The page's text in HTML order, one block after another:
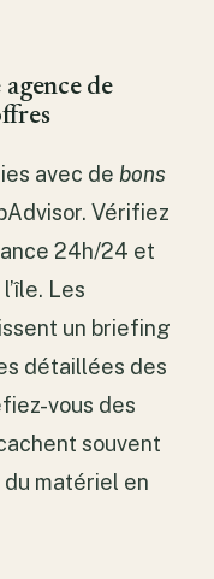
de
avec debons
Vérifiez
24h/24 et
Les
un briefing
détaillées des
vous des
souvent
matériel en